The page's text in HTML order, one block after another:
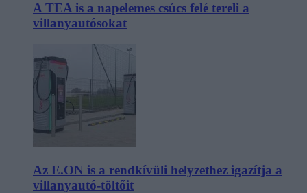
A TEA is a napelemes csúcs felé tereli a
villanyautósokat
Az E.ON is a rendkívüli helyzethez igazítja a
villanyautó-töltőit